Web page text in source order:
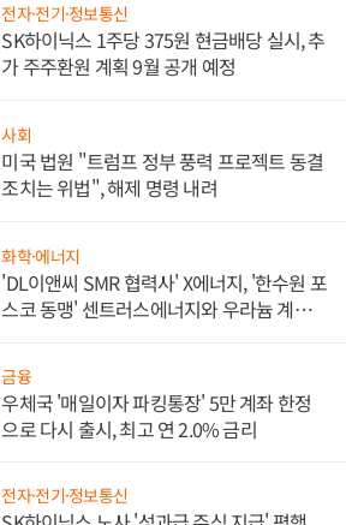
전자·전기·정보통신
SK하이닉스 1주당 375원 현금배당 실시, 추
가 주주환원 계획 9월 공개 예정
사회
미국 법원 "트럼프 정부 풍력 프로젝트 동결
조치는 위법", 해제 명령 내려
화학·에너지
'DL이앤씨 SMR 협력사' X에너지, '한수원 포
스코 동맹' 센트러스에너지와 우라늄 계약
금융
우체국 '매일이자 파킹통장' 5만 계좌 한정
으로 다시 출시, 최고 연 2.0% 금리
전자·전기·정보통신